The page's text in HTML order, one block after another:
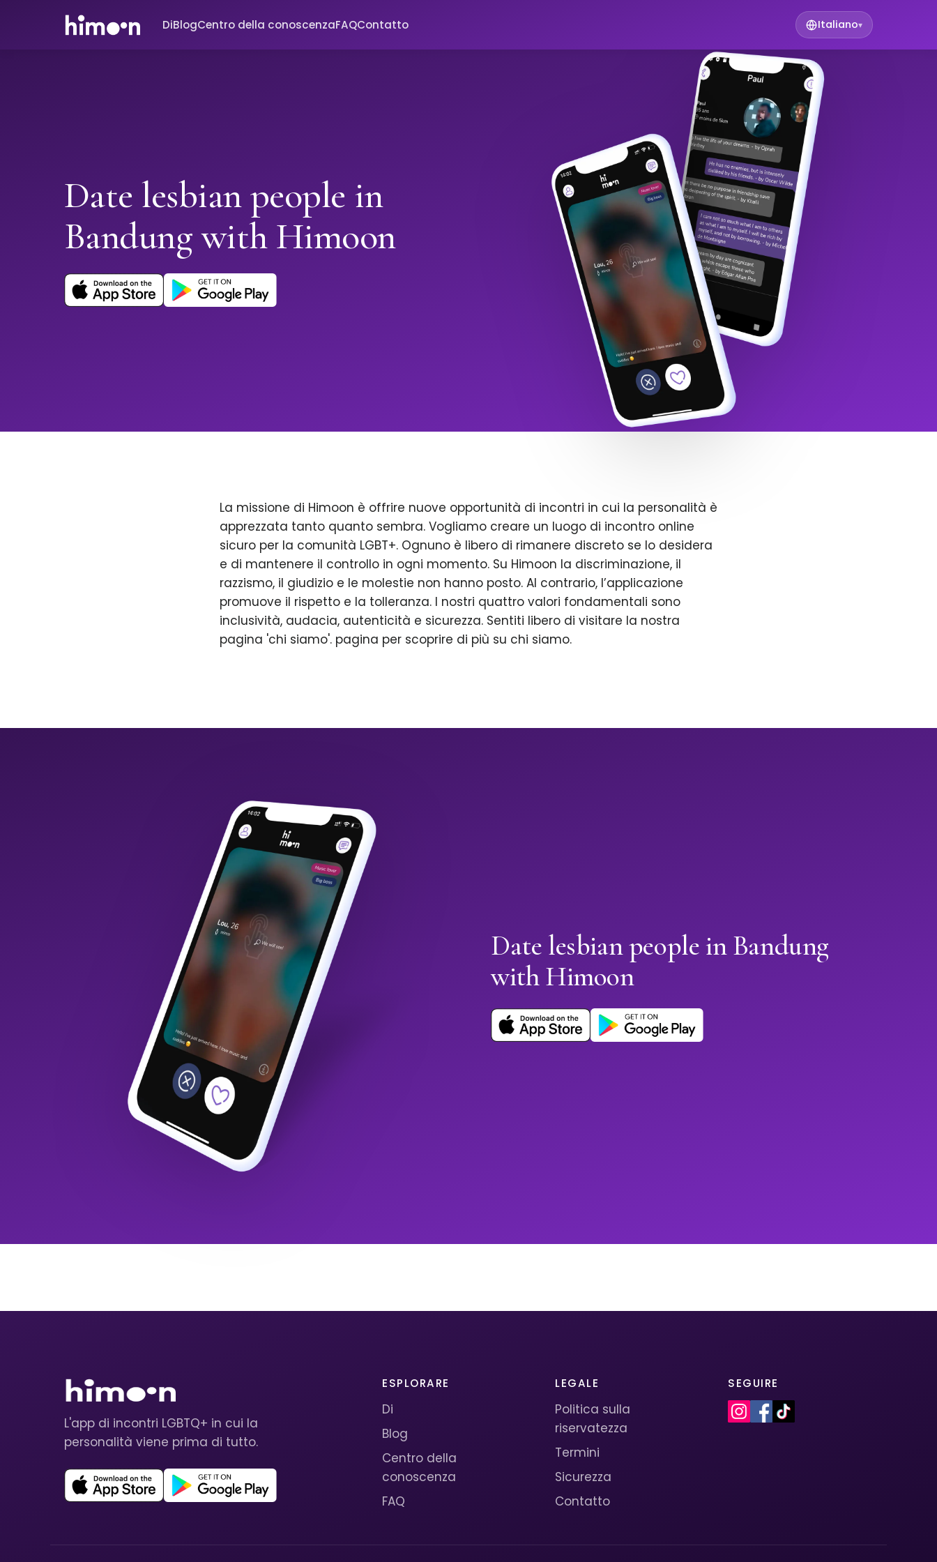
DiBlogCentro della conoscenzaFAQContatto Italiano▾
Date lesbian people in
Bandung with Himoon
La missione di Himoon è offrire nuove opportunità di incontri in cui la personalità è
apprezzata tanto quanto sembra. Vogliamo creare un luogo di incontro online
sicuro per la comunità LGBT+. Ognuno è libero di rimanere discreto se lo desidera
e di mantenere il controllo in ogni momento. Su Himoon la discriminazione, il
razzismo, il giudizio e le molestie non hanno posto. Al contrario, l’applicazione
promuove il rispetto e la tolleranza. I nostri quattro valori fondamentali sono
inclusività, audacia, autenticità e sicurezza. Sentiti libero di visitare la nostra
pagina 'chi siamo'. pagina per scoprire di più su chi siamo.
Date lesbian people in Bandung
with Himoon
L'app di incontri LGBTQ+ in cui la
personalità viene prima di tutto.
ESPLORARE
Di
Blog
Centro della
conoscenza
FAQ
LEGALE
Politica sulla
riservatezza
Termini
Sicurezza
Contatto
SEGUIRE